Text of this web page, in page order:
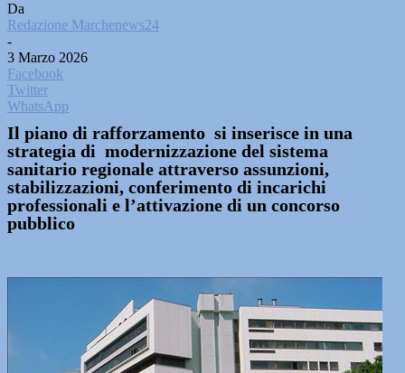
Da
Redazione Marchenews24
-
3 Marzo 2026
Facebook
Twitter
WhatsApp
Il piano di rafforzamento si inserisce in una
strategia di modernizzazione del sistema
sanitario regionale attraverso assunzioni,
stabilizzazioni, conferimento di incarichi
professionali e l’attivazione di un concorso
pubblico